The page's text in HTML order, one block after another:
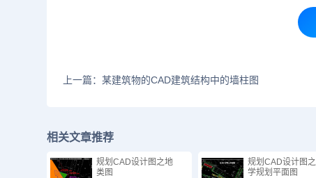
上一篇：某建筑物的CAD建筑结构中的墙柱图
相关文章推荐
规划CAD设计图之地
类图
规划CAD设计图
学规划平面图